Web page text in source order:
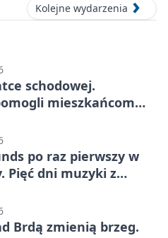
Kolejne wydarzenia
schodowej.
mieszkańcom
po raz pierwszy w
Pięć dni muzyki z
Brdą zmienią brzeg.